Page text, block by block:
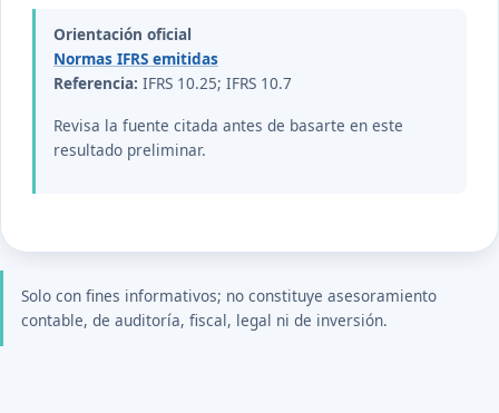
Orientación oficial
Normas IFRS emitidas
Referencia: IFRS 10.25; IFRS 10.7
Revisa la fuente citada antes de basarte en este
resultado preliminar.
Solo con fines informativos; no constituye asesoramiento
contable, de auditoría, fiscal, legal ni de inversión.